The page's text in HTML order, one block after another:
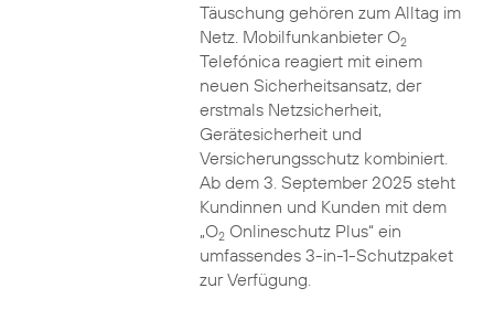
Täuschung gehören zum Alltag im
Netz. Mobilfunkanbieter O2
Telefónica reagiert mit einem
neuen Sicherheitsansatz, der
erstmals Netzsicherheit,
Gerätesicherheit und
Versicherungsschutz kombiniert.
Ab dem 3. September 2025 steht
Kundinnen und Kunden mit dem
„O2Onlineschutz Plus“ ein
umfassendes 3-in-1-Schutzpaket
zur Verfügung.